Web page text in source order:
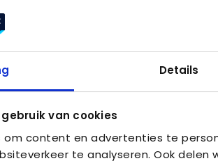
Details
van cookies
om content en advertenties te
te analyseren. Ook delen